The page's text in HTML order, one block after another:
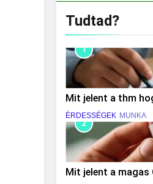
Tudtad?
1
Mit jelent a thm
ÉRDESSÉGEK MUNKA
2
Mit jelent a magas